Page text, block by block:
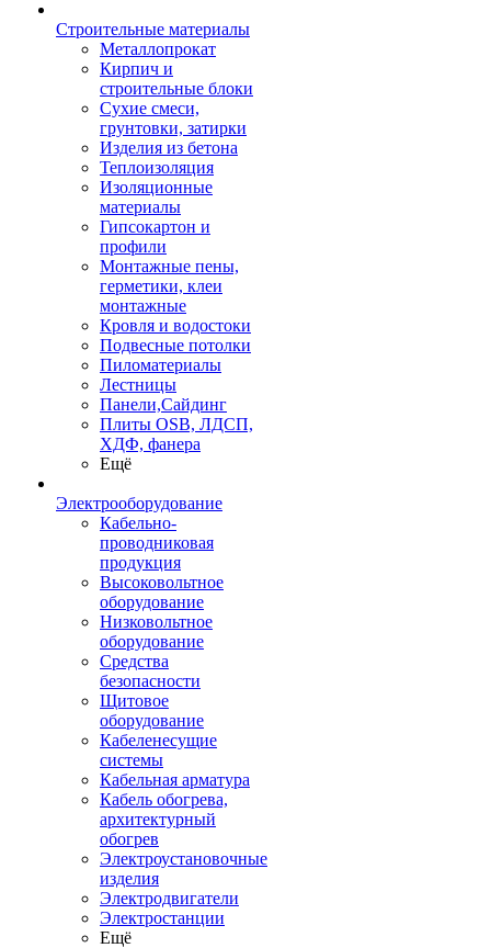
Строительные материалы
Металлопрокат
Кирпич и
строительные блоки
Сухие смеси,
грунтовки, затирки
Изделия из бетона
Теплоизоляция
Изоляционные
материалы
Гипсокартон и
профили
Монтажные пены,
герметики, клеи
монтажные
Кровля и водостоки
Подвесные потолки
Пиломатериалы
Лестницы
Панели,Сайдинг
Плиты OSB, ЛДСП,
ХДФ, фанера
Ещё
Электрооборудование
Кабельно-
проводниковая
продукция
Высоковольтное
оборудование
Низковольтное
оборудование
Средства
безопасности
Щитовое
оборудование
Кабеленесущие
системы
Кабельная арматура
Кабель обогрева,
архитектурный
обогрев
Электроустановочные
изделия
Электродвигатели
Электростанции
Ещё